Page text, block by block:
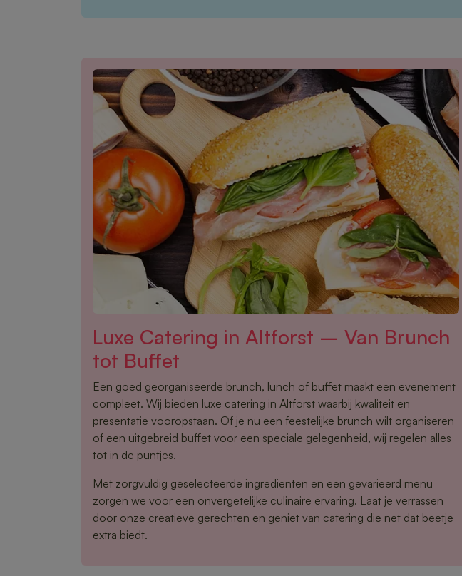
Luxe Catering in Altforst – Van Brunch
tot Buffet
Een goed georganiseerde brunch, lunch of buffet maakt een evenement
compleet. Wij bieden luxe catering in Altforst waarbij kwaliteit en
presentatie vooropstaan. Of je nu een feestelijke brunch wilt organiseren
of een uitgebreid buffet voor een speciale gelegenheid, wij regelen alles
tot in de puntjes.
Met zorgvuldig geselecteerde ingrediënten en een gevarieerd menu
zorgen we voor een onvergetelijke culinaire ervaring. Laat je verrassen
door onze creatieve gerechten en geniet van catering die net dat beetje
extra biedt.